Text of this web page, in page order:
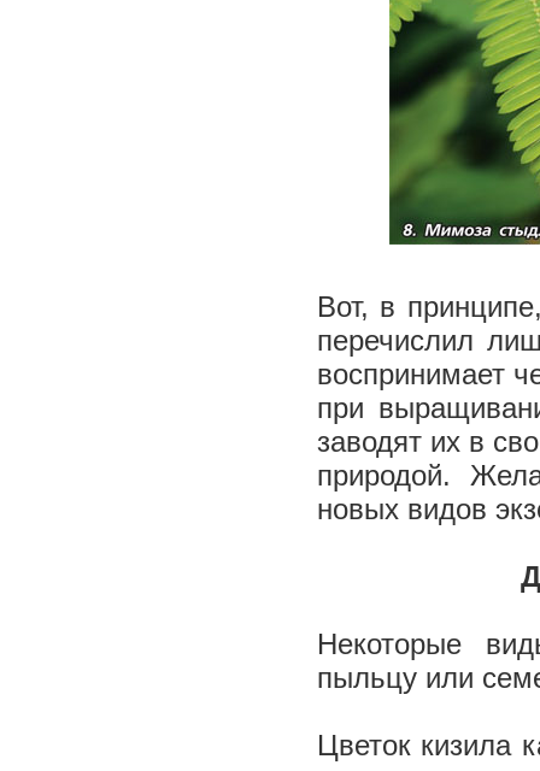
Вот, в
перечислил
воспринимает
при
заводят их в
природой.
новых видов
Некоторые
пыльцу или
Цветок кизила